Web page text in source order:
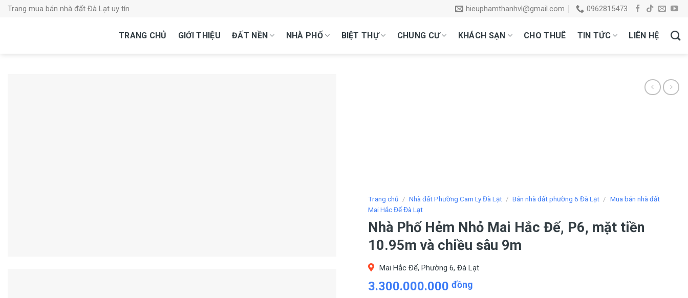
SkipTrang mua bán nhà đất Đà Lạt uy tín hieuphamthanhvl@gmail.com 0962815473
TRANG CHỦ GIỚI THIỆU ĐẤT NỀN NHÀ PHỐ BIỆT THỰ CHUNG CƯ KHÁCH SẠN CHO THUÊ TIN TỨC LIÊN HỆ
Trang chủ / Nhà đất Phường Cam Ly Đà Lạt / Bán nhà đất phường 6 Đà Lạt / Mua bán nhà đất
Mai Hắc Đế Đà Lạt
Nhà Phố Hẻm Nhỏ Mai Hắc Đế, P6, mặt tiền
10.95m và chiều sâu 9m
Mai Hắc Đế, Phường 6, Đà Lạt
3.300.000.000 đồng